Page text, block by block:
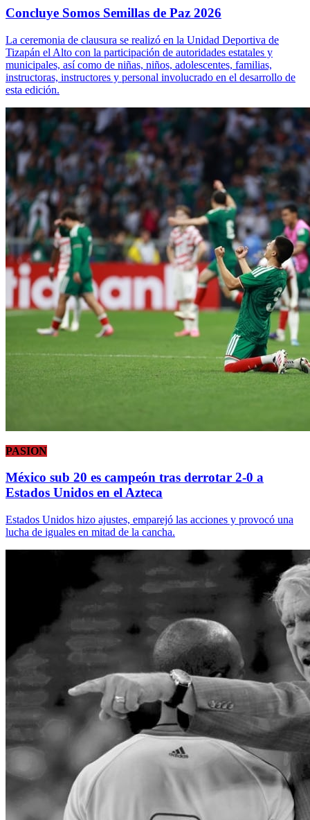
Concluye Somos Semillas de Paz 2026
La ceremonia de clausura se realizó en la Unidad Deportiva de
Tizapán el Alto con la participación de autoridades estatales y
municipales, así como de niñas, niños, adolescentes, familias,
instructoras, instructores y personal involucrado en el desarrollo de
esta edición.
PASION
México sub 20 es campeón tras derrotar 2-0 a
Estados Unidos en el Azteca
Estados Unidos hizo ajustes, emparejó las acciones y provocó una
lucha de iguales en mitad de la cancha.